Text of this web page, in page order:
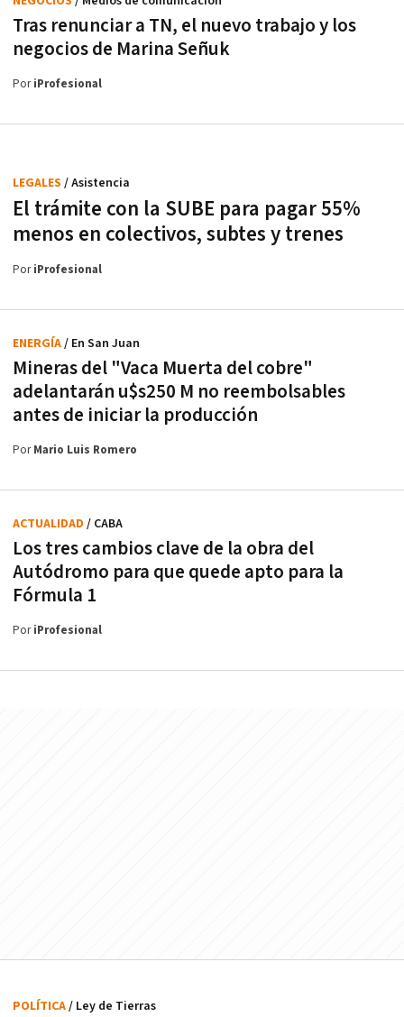
Tras renunciar a TN, el nuevo trabajo y los
negocios de Marina Señuk
PoriProfesional
El trámite con la SUBE para pagar 55%
menos en colectivos, subtes y trenes
LEGALES / Asistencia
PoriProfesional
Mineras del "Vaca Muerta del cobre"
adelantarán u$s250 M no reembolsables
antes de iniciar la producción
ENERGÍA/ En San Juan
PorMario Luis Romero
Los tres cambios clave de la obra del
Autódromo para que quede apto para la
Fórmula 1
ACTUALIDAD / CABA
PoriProfesional
POLÍTICA/ Ley de Tierras